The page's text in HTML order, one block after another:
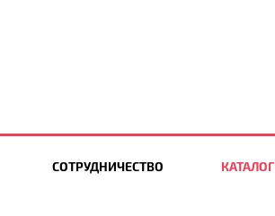
СОТРУДНИЧЕСТВО КАТАЛОГ